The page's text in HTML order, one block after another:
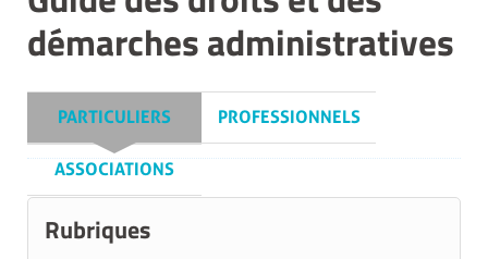
démarches administratives
PARTICULIERS PROFESSIONNELS
ASSOCIATIONS
Rubriques